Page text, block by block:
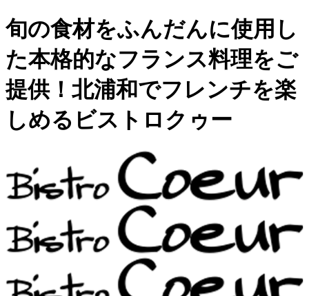
旬の食材をふんだんに使用し
た本格的なフランス料理をご
提供！北浦和でフレンチを楽
しめるビストロクゥー